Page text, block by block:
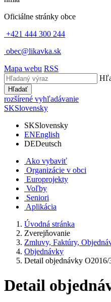
Oficiálne stránky obce
+421 444 300 244
obec@likavka.sk
Mapa webu RSS
Hľadať
rozšírené vyhľadávanie
SKSlovensky
SKSlovensky
ENEnglish
DEDeutsch
Ako vybaviť
Organizácie v obci
Europrojekty
Voľby
Seniori
Aplikácia
Úvodná stránka
Zverejňovanie
Zmluvy, Faktúry,
Objednávky
Detail objednávky O2016/
Detail